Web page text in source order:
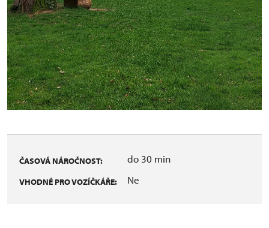
ČASOVÁ NÁROČNOST: do 30 min
VHODNÉ PRO VOZÍČKÁŘE: Ne